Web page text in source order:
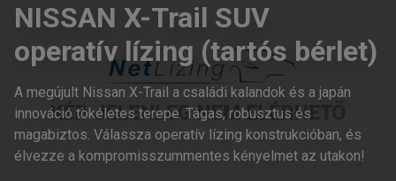
NISSAN X-Trail SUV
operatív lízing (tartós bérlet)
A megújult Nissan X-Trail a családi kalandok és a japán
innováció tökéletes terepe. Tágas, robusztus és
magabiztos. Válassza operatív lízing konstrukcióban, és
élvezze a kompromisszummentes kényelmet az utakon!